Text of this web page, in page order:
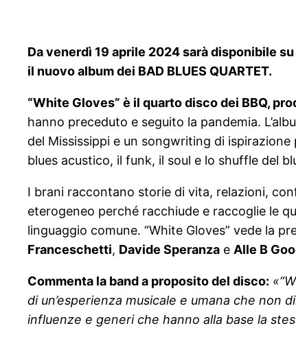
Da venerdì 19 aprile 2024 sarà disponibile
il nuovo album dei BAD BLUES QUARTET.
“White Gloves” è il quarto disco dei BBQ,
hanno preceduto e seguito la pandemia.
del Mississippi e un songwriting di
blues acustico, il funk, il soul e lo shuffle del
I brani raccontano storie di vita, relazioni,
eterogeneo perché racchiude e raccoglie le
linguaggio comune. “White Gloves” vede la
Franceschetti, Davide Speranza e Alle B
Commenta la band a proposito del disco:
di un’esperienza musicale e umana che
influenze e generi che hanno alla base la